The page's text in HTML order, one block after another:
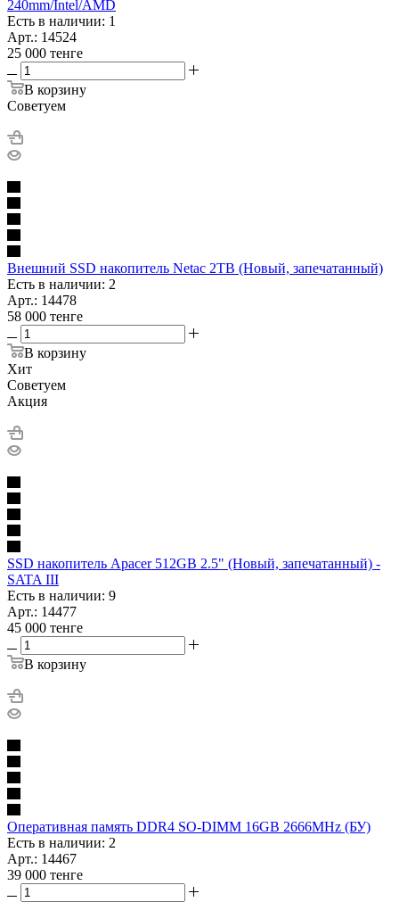
240mm/Intel/AMD
Есть в наличии: 1
Арт.: 14524
25 000 тенге
В корзину
Советуем
Внешний SSD накопитель Netac 2TB (Новый, запечатанный)
Есть в наличии: 2
Арт.: 14478
58 000 тенге
В корзину
Хит
Советуем
Акция
SSD накопитель Apacer 512GB 2.5" (Новый, запечатанный) -
SATA III
Есть в наличии: 9
Арт.: 14477
45 000 тенге
В корзину
Оперативная память DDR4 SO-DIMM 16GB 2666MHz (БУ)
Есть в наличии: 2
Арт.: 14467
39 000 тенге